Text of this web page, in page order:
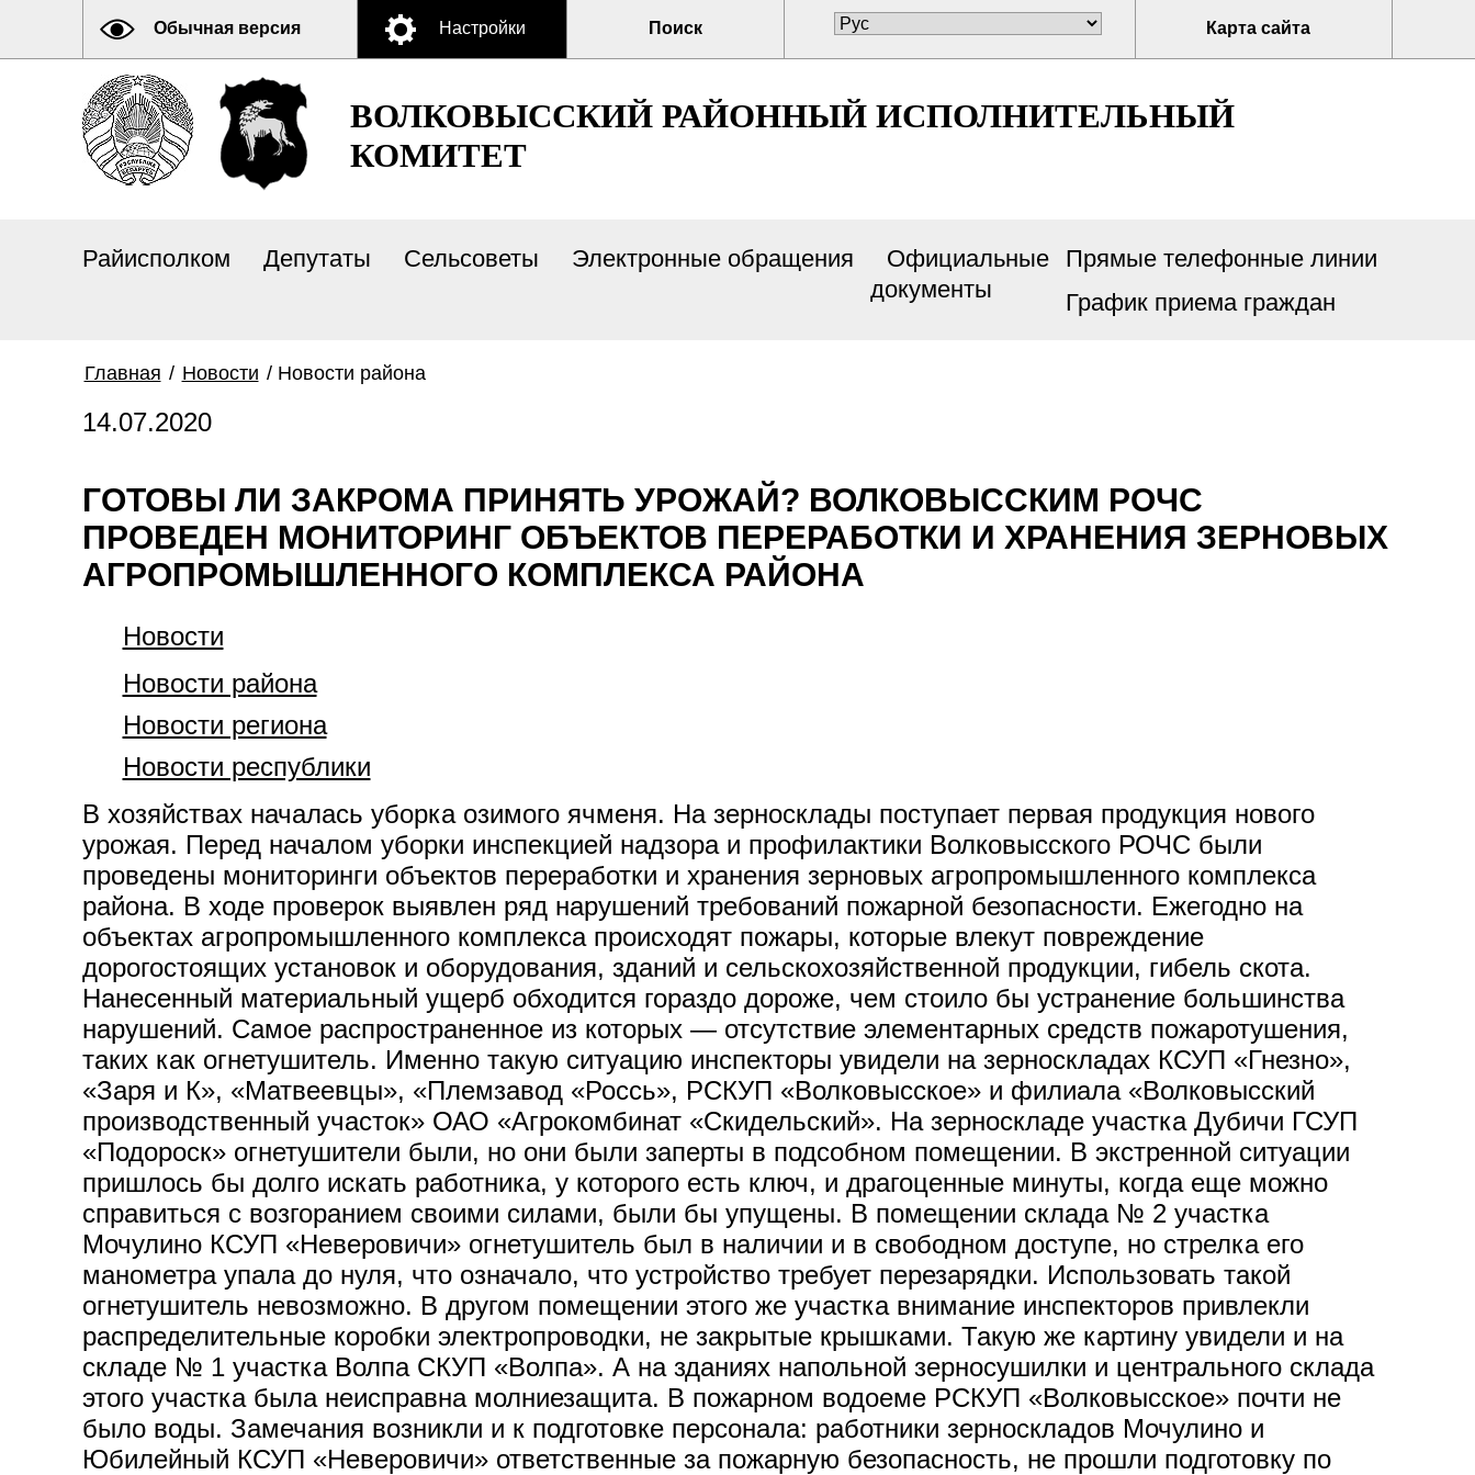
Обычная версия Настройки Поиск Карта сайта
ВОЛКОВЫССКИЙ РАЙОННЫЙ ИСПОЛНИТЕЛЬНЫЙ
КОМИТЕТ
Райисполком Депутаты Сельсоветы Электронные обращения
Официальные
документы
Прямые телефонные линии
График приема граждан
Главная / Новости / Новости района
14.07.2020
ГОТОВЫ ЛИ ЗАКРОМА ПРИНЯТЬ УРОЖАЙ? ВОЛКОВЫССКИМ РОЧС
ПРОВЕДЕН МОНИТОРИНГ ОБЪЕКТОВ ПЕРЕРАБОТКИ И ХРАНЕНИЯ ЗЕРНОВЫХ
АГРОПРОМЫШЛЕННОГО КОМПЛЕКСА РАЙОНА
Новости
Новости района
Новости региона
Новости республики
В хозяйствах началась уборка озимого ячменя. На зерносклады поступает первая продукция нового
урожая. Перед началом уборки инспекцией надзора и профилактики Волковысского РОЧС были
проведены мониторинги объектов переработки и хранения зерновых агропромышленного комплекса
района. В ходе проверок выявлен ряд нарушений требований пожарной безопасности. Ежегодно на
объектах агропромышленного комплекса происходят пожары, которые влекут повреждение
дорогостоящих установок и оборудования, зданий и сельскохозяйственной продукции, гибель скота.
Нанесенный материальный ущерб обходится гораздо дороже, чем стоило бы устранение большинства
нарушений. Самое распространенное из которых — отсутствие элементарных средств пожаротушения,
таких как огнетушитель. Именно такую ситуацию инспекторы увидели на зерноскладах КСУП «Гнезно»,
«Заря и К», «Матвеевцы», «Племзавод «Россь», РСКУП «Волковысское» и филиала «Волковысский
производственный участок» ОАО «Агрокомбинат «Скидельский». На зерноскладе участка Дубичи ГСУП
«Подороск» огнетушители были, но они были заперты в подсобном помещении. В экстренной ситуации
пришлось бы долго искать работника, у которого есть ключ, и драгоценные минуты, когда еще можно
справиться с возгоранием своими силами, были бы упущены. В помещении склада № 2 участка
Мочулино КСУП «Неверовичи» огнетушитель был в наличии и в свободном доступе, но стрелка его
манометра упала до нуля, что означало, что устройство требует перезарядки. Использовать такой
огнетушитель невозможно. В другом помещении этого же участка внимание инспекторов привлекли
распределительные коробки электропроводки, не закрытые крышками. Такую же картину увидели и на
складе № 1 участка Волпа СКУП «Волпа». А на зданиях напольной зерносушилки и центрального склада
этого участка была неисправна молниезащита. В пожарном водоеме РСКУП «Волковысское» почти не
было воды. Замечания возникли и к подготовке персонала: работники зерноскладов Мочулино и
Юбилейный КСУП «Неверовичи» ответственные за пожарную безопасность, не прошли подготовку по